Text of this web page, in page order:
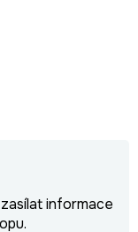
informace